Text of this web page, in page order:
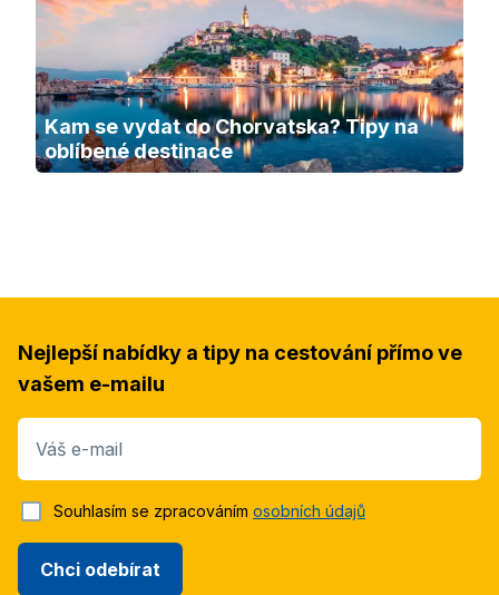
Kam se vydat do Chorvatska? Tipy na
oblíbené destinace
Nejlepší nabídky a tipy na cestování přímo ve
vašem e-mailu
Váš e-mail
Chci odebírat
Souhlasím se zpracováním osobních údajů